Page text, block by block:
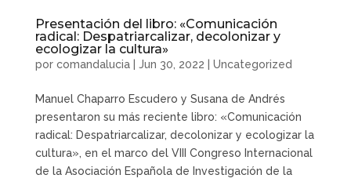
Presentación del libro: «Comunicación
radical: Despatriarcalizar, decolonizar y
ecologizar la cultura»
por comandalucia| Jun 30, 2022 Uncategorized
Manuel Chaparro Escudero y Susana de Andrés
presentaron su más reciente libro: «Comunicación
radical: Despatriarcalizar, decolonizar y ecologizar la
cultura», en el marco del VIII Congreso Internacional
de la Asociación Española de Investigación de la